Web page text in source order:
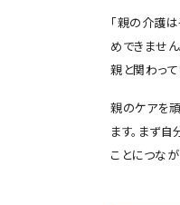
「親の介護
めできませ
親と関わって
親のケアを
ます。まず
ことにつなが